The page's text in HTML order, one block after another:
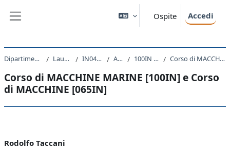
Ospite Accedi
Dipartimento di Ingegneria e Architettura Laurea triennale (DM270) IN04 - INGEGNERIA NAVALE A.A. 2024 - 2025 100IN - MACCHINE MARINE 2024 Corso di MACCHINE MARINE [100IN] e Corso di MACCHINE [065IN]
Corso di MACCHINE MARINE [100IN] e Corso
di MACCHINE [065IN]
Rodolfo Taccani